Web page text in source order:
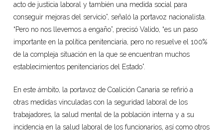
acto de justicia laboral y también una medida social para
conseguir mejoras del servicio”, señaló la portavoz nacionalista.
“Pero no nos llevemos a engaño”, precisó Valido, “es un paso
importante en la política penitenciaria, pero no resuelve el 100%
de la compleja situación en la que se encuentran muchos
establecimientos penitenciarios del Estado”.
En este ámbito, la portavoz de Coalición Canaria se refirió a
otras medidas vinculadas con la seguridad laboral de los
trabajadores, la salud mental de la población interna y a su
incidencia en la salud laboral de los funcionarios, así como otros